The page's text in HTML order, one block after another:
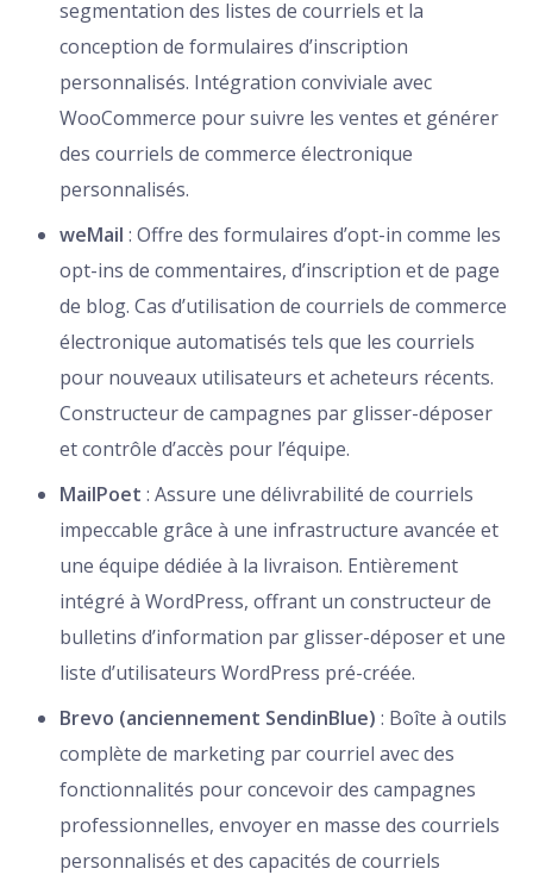
segmentation des listes de courriels et la
conception de formulaires d’inscription
personnalisés. Intégration conviviale avec
WooCommerce pour suivre les ventes et générer
des courriels de commerce électronique
personnalisés.
weMail : Offre des formulaires d’opt-in comme les
opt-ins de commentaires, d’inscription et de page
de blog. Cas d’utilisation de courriels de commerce
électronique automatisés tels que les courriels
pour nouveaux utilisateurs et acheteurs récents.
Constructeur de campagnes par glisser-déposer
et contrôle d’accès pour l’équipe.
MailPoet : Assure une délivrabilité de courriels
impeccable grâce à une infrastructure avancée et
une équipe dédiée à la livraison. Entièrement
intégré à WordPress, offrant un constructeur de
bulletins d’information par glisser-déposer et une
liste d’utilisateurs WordPress pré-créée.
Brevo (anciennement SendinBlue) : Boîte à outils
complète de marketing par courriel avec des
fonctionnalités pour concevoir des campagnes
professionnelles, envoyer en masse des courriels
personnalisés et des capacités de courriels